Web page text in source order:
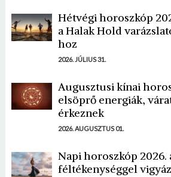
Hétvégi horoszkóp
a Halak Hold
hoz
2026. JÚLIUS 31.
Augusztusi kínai
elsöprő energiák,
érkeznek
2026. AUGUSZTUS 01.
Napi horoszkóp 2026.
féltékenységgel